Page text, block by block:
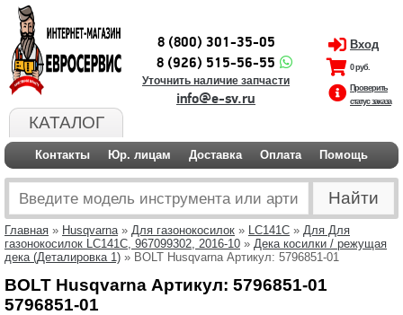
КАТАЛОГ
8 (800) 301-35-05
8 (926) 515-56-55
Уточнить наличие запчасти
info@e-sv.ru
Вход
0 руб.
Проверить
статус заказа
Контакты Юр. лицам Доставка Оплата Помощь
Главная » Husqvarna» Для газонокосилок » LC141C » Для Для
газонокосилок LC141C, 967099302, 2016-10 » Дека косилки / режущая
дека (Деталировка 1) » BOLT Husqvarna Артикул: 5796851-01
BOLT Husqvarna Артикул: 5796851-01
5796851-01